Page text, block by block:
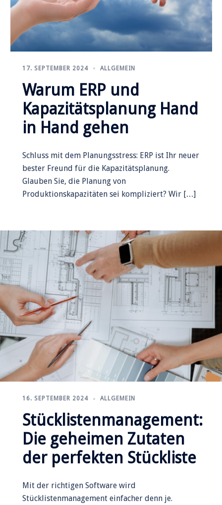
17. SEPTEMBER 2024 ALLGEMEIN
Warum ERP und
Kapazitätsplanung Hand
in Hand gehen
Schluss mit dem Planungsstress: ERP ist Ihr neuer
bester Freund für die Kapazitätsplanung.
Glauben Sie, die Planung von
Produktionskapazitäten sei kompliziert? Wir […]
16. SEPTEMBER 2024 ALLGEMEIN
Stücklistenmanagement:
Die geheimen Zutaten
der perfekten Stückliste
Mit der richtigen Software wird
Stücklistenmanagement einfacher denn je.